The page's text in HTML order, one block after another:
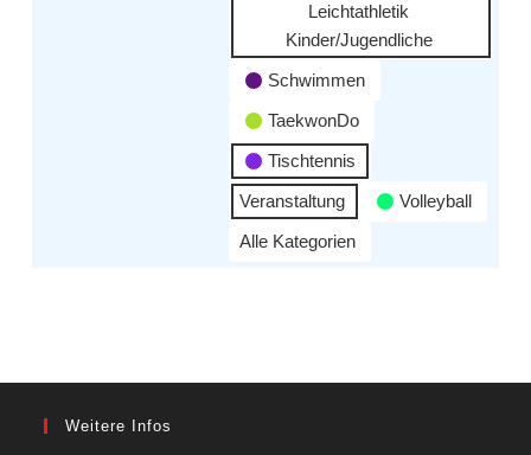
Leichtathletik
Kinder/Jugendliche
Schwimmen
TaekwonDo
Tischtennis
Veranstaltung
Volleyball
Alle Kategorien
Weitere Infos